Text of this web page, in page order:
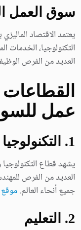
سوق العمل
يعتمد الاقتصاد
التكنولوجيا، الخدمات
العديد من الفرص
عمل
1. التكنولوجيا والمعلومات
يشهد قطاع التكنولوجيا
العديد من الفرص
جميع أنحاء العالم.موقع JobStreet
2. التعليم